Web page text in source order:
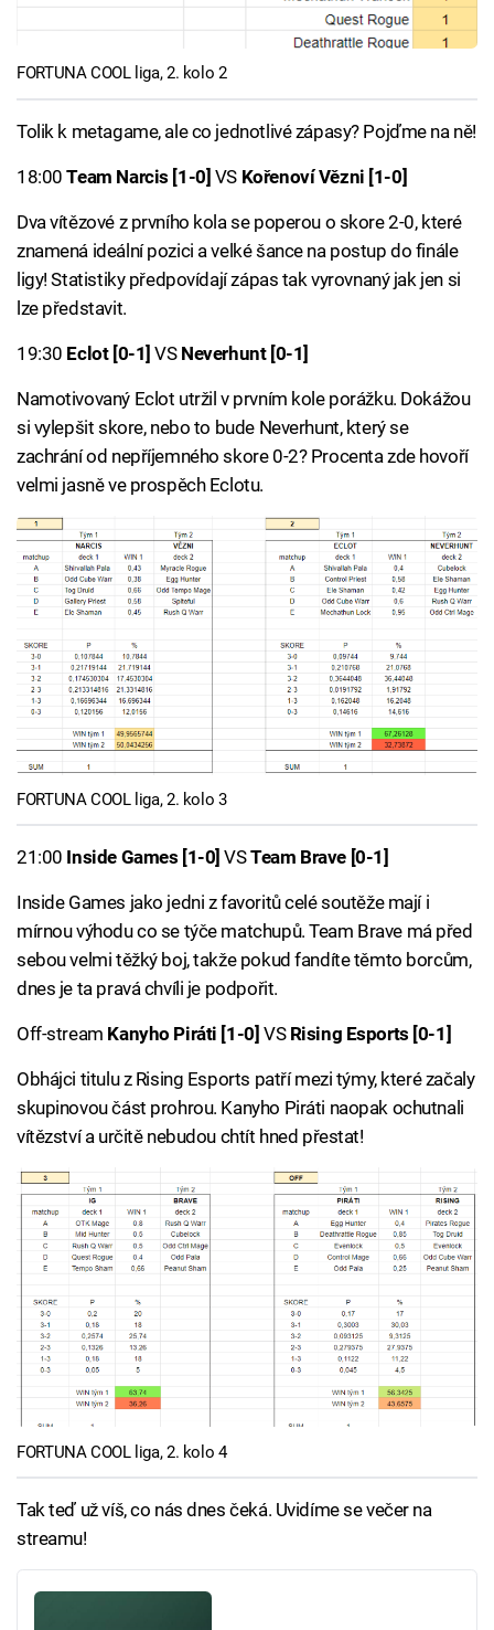
FORTUNA COOL liga, 2. kolo 2
Tolik k metagame, ale co jednotlivé zápasy? Pojďme na ně!
18:00Team Narcis [1-0] VS Kořenoví Vězni [1-0]
Dva vítězové z prvního kola se poperou o skore 2-0, které
znamená ideální pozici a velké šance na postup do finále
ligy! Statistiky předpovídají zápas tak vyrovnaný jak jen si
lze představit.
19:30 Eclot [0-1] VS Neverhunt [0-1]
Namotivovaný Eclot utržil v prvním kole porážku. Dokážou
si vylepšit skore, nebo to bude Neverhunt, který se
zachrání od nepříjemného skore 0-2? Procenta zde hovoří
velmi jasně ve prospěch Eclotu.
FORTUNA COOL liga, 2. kolo 3
21:00 Inside Games [1-0] VSTeam Brave [0-1]
Inside Games jako jedni z favoritů celé soutěže mají i
mírnou výhodu co se týče matchupů. Team Brave má před
sebou velmi těžký boj, takže pokud fandíte těmto borcům,
dnes je ta pravá chvíli je podpořit.
Off-stream Kanyho Piráti [1-0] VS Rising Esports [0-1]
Obhájci titulu z Rising Esports patří mezi týmy, které začaly
skupinovou část prohrou. Kanyho Piráti naopak ochutnali
vítězství a určitě nebudou chtít hned přestat!
FORTUNA COOL liga, 2. kolo 4
Tak teď už víš, co nás dnes čeká. Uvidíme se večer na
streamu!